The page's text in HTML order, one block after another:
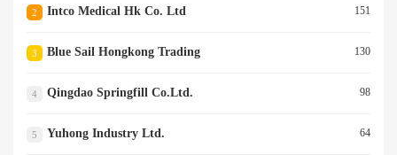
2 Intco Medical Hk Co. Ltd 151
3 Blue Sail Hongkong Trading 130
4 Qingdao Springfill Co.ltd. 98
5 Yuhong Industry Ltd. 64